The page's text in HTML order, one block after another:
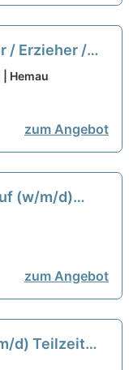
/ Erzieher /
/
Hemau
zum Angebot
(w/m/d)
zum Angebot
d) Teilzeit